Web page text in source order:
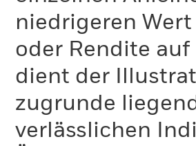
niedrigeren
oder Rendite auf
dient der
zugrunde
verlässlichen